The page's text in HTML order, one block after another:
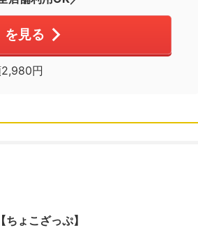
を見る
円
ょこざっぷ】